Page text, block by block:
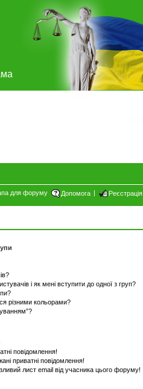
для форуму Допомога | Реєстрація
і як мені вступити до одної з груп?
різними кольорами?
повідомлення!
приватні повідомлення!
лист email від учасника цього форуму!